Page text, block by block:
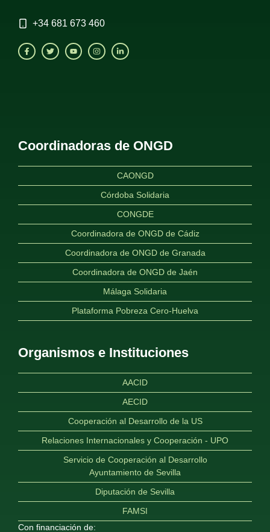
+34 681 673 460
Coordinadoras de ONGD
CAONGD
Córdoba Solidaria
CONGDE
Coordinadora de ONGD de Cádiz
Coordinadora de ONGD de Granada
Coordinadora de ONGD de Jaén
Málaga Solidaria
Plataforma Pobreza Cero-Huelva
Organismos e Instituciones
AACID
AECID
Cooperación al Desarrollo de la US
Relaciones Internacionales y Cooperación - UPO
Servicio de Cooperación al Desarrollo
Ayuntamiento de Sevilla
Diputación de Sevilla
FAMSI
Con financiación de: